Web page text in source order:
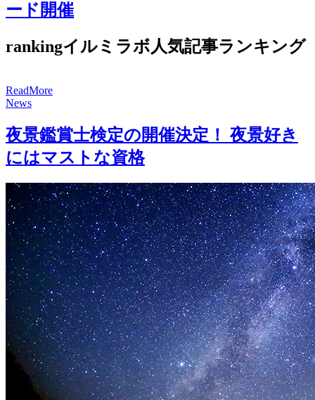
ード開催
rankingイルミラボ人気記事ランキング
ReadMore
News
夜景鑑賞士検定の開催決定！ 夜景好き
にはマストな資格